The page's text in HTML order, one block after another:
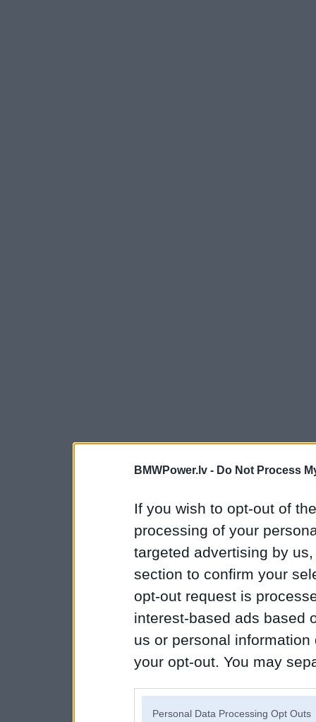
BMWPower.lv - Do Not Process
If you wish to opt-out of
processing of your
targeted advertising by
section to confirm your
opt-out request is
interest-based ads based
us or personal
your opt-out. You may
Personal Data Processing Opt Outs